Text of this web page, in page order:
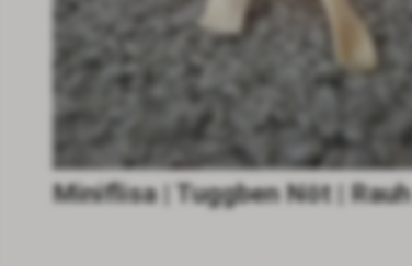
Miniflisa | Tuggben Nöt | Rauh